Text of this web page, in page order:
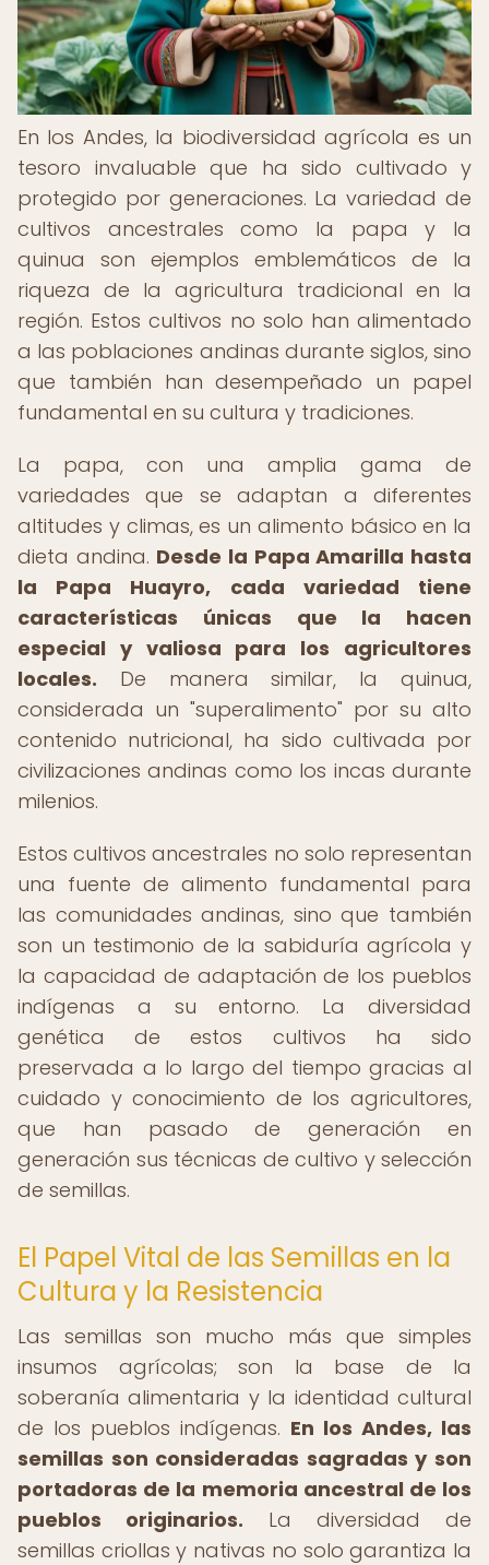
En los Andes, la biodiversidad agrícola es un
tesoro invaluable que ha sido cultivado y
protegido por generaciones. La variedad de
cultivos ancestrales como la papa y la
quinua son ejemplos emblemáticos de la
riqueza de la agricultura tradicional en la
región. Estos cultivos no solo han alimentado
a las poblaciones andinas durante siglos, sino
que también han desempeñado un papel
fundamental en su cultura y tradiciones.
La papa, con una amplia gama de
variedades que se adaptan a diferentes
altitudes y climas, es un alimento básico en la
dieta andina. Desde la Papa Amarilla hasta
la Papa Huayro, cada variedad tiene
características únicas que la hacen
especial y valiosa para los agricultores
locales. De manera similar, la quinua,
considerada un "superalimento" por su alto
contenido nutricional, ha sido cultivada por
civilizaciones andinas como los incas durante
milenios.
Estos cultivos ancestrales no solo representan
una fuente de alimento fundamental para
las comunidades andinas, sino que también
son un testimonio de la sabiduría agrícola y
la capacidad de adaptación de los pueblos
indígenas a su entorno. La diversidad
genética de estos cultivos ha sido
preservada a lo largo del tiempo gracias al
cuidado y conocimiento de los agricultores,
que han pasado de generación en
generación sus técnicas de cultivo y selección
de semillas.
El Papel Vital de las Semillas en la
Cultura y la Resistencia
Las semillas son mucho más que simples
insumos agrícolas; son la base de la
soberanía alimentaria y la identidad cultural
de los pueblos indígenas. En los Andes, las
semillas son consideradas sagradas y son
portadoras de la memoria ancestral de los
pueblos originarios. La diversidad de
semillas criollas y nativas no solo garantiza la